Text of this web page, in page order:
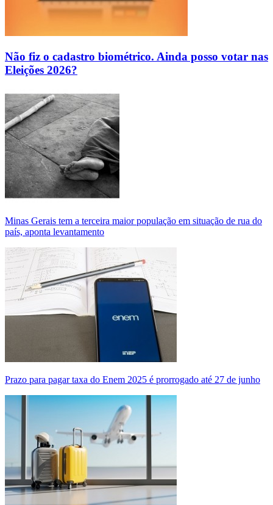
Não fiz o cadastro biométrico. Ainda posso votar nas
Eleições 2026?
Minas Gerais tem a terceira maior população em situação de rua do
país, aponta levantamento
Prazo para pagar taxa do Enem 2025 é prorrogado até 27 de junho